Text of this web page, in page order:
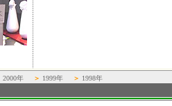
2000年 ＞ 1999年 ＞ 1998年